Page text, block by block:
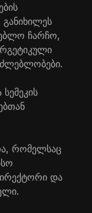
განიხილეს
ჩარჩო,
რომელსაც
და